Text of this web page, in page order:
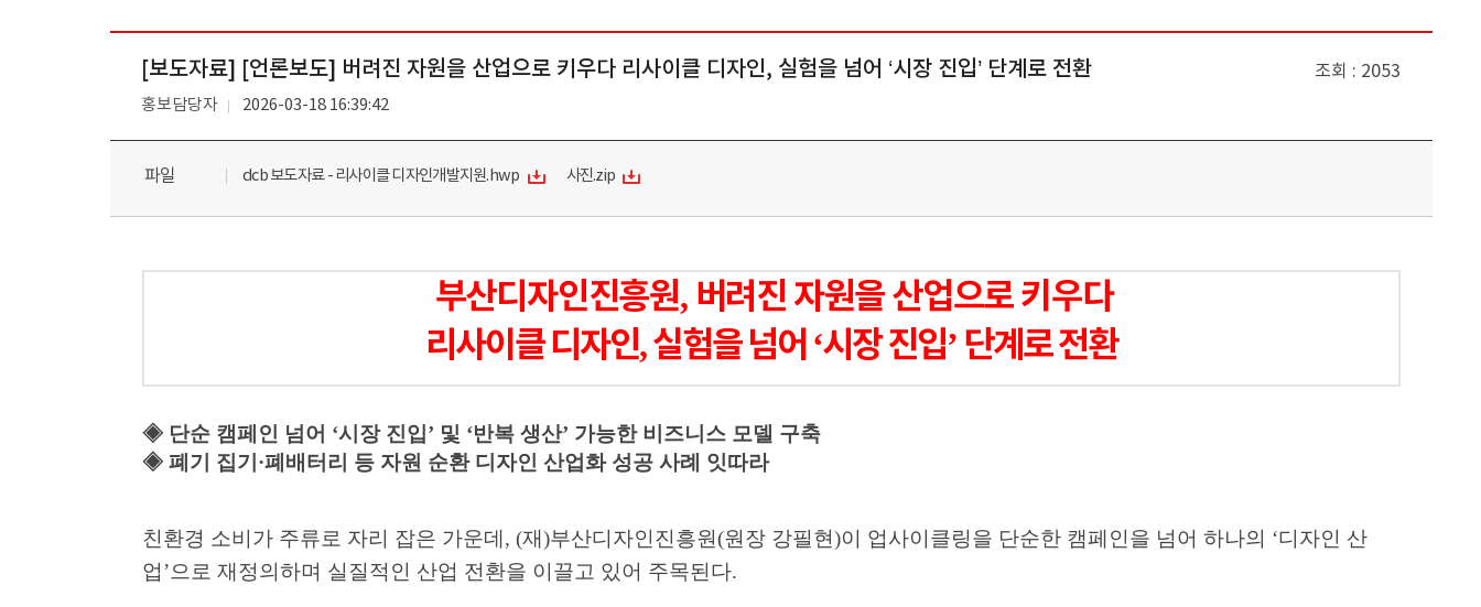
[보도자료] [언론보도] 버려진 자원을 산업으로 키우다 리사이클 디자인, 실험을 넘어 ‘시장 진입’ 단계로 전환 조회 2053
홍보담당자 2026-03-18 16:39:42
파일 dcb 보도자료 - 리사이클 디자인개발지원.hwp 사진.zip
부산디자인진흥원, 버려진 자원을 산업으로 키우다
리사이클 디자인,실험을 넘어 ‘시장 진입’ 단계로 전환
◈ 단순 캠페인 넘어 ‘시장 진입’ 및 ‘반복 생산’ 가능한 비즈니스 모델 구축
◈ 폐기 집기 ·폐배터리 등 자원 순환 디자인 산업화 성공 사례 잇따라
친환경 소비가 주류로 자리 잡은 가운데 , (재)부산디자인진흥원(원장 강필현)이 업사이클링을 단순한 캠페인을 넘어 하나의 ‘디자인 산
업’으로 재정의하며 실질적인 산업 전환을 이끌고 있어 주목된다.